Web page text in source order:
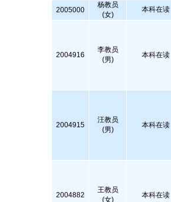
2005000
杨教员
(女)
本科在读
2004916
李教员
(男)
本科在读
2004915
汪教员
(男)
本科在读
2004882
王教员
(女)
本科在读